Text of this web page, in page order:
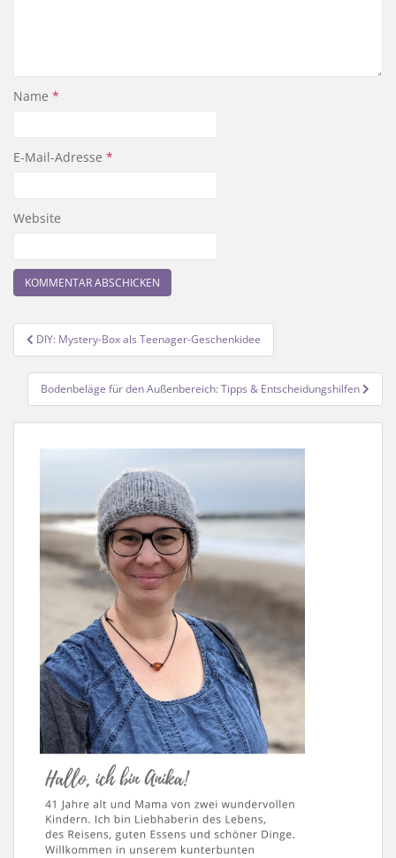
Name *
E-Mail-Adresse *
Website
Beitragsnavigation
DIY: Mystery-Box als Teenager-Geschenkidee
Bodenbeläge für den Außenbereich: Tipps & Entscheidungshilfen